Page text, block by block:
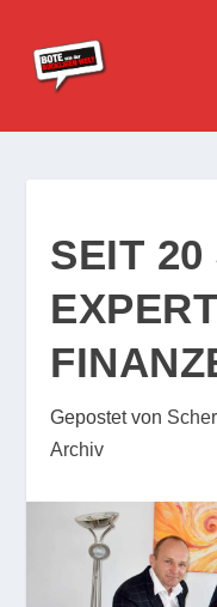
SEIT
Gepostet von
Archiv